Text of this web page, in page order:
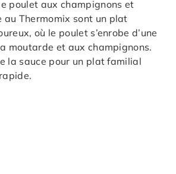
poulet aux champignons et
au Thermomix sont un plat
où le poulet s’enrobe d’une
moutarde et aux champignons.
la sauce pour un plat familial